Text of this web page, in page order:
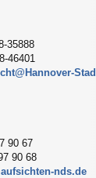
35888
46401
90 67
90 68
nds.de